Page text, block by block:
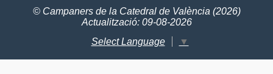
© Campaners de la Catedral de València (2026)
Actualització: 09-08-2026
Select Language
▼